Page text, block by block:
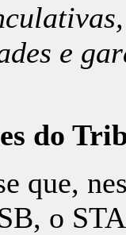
e
do
que,
o